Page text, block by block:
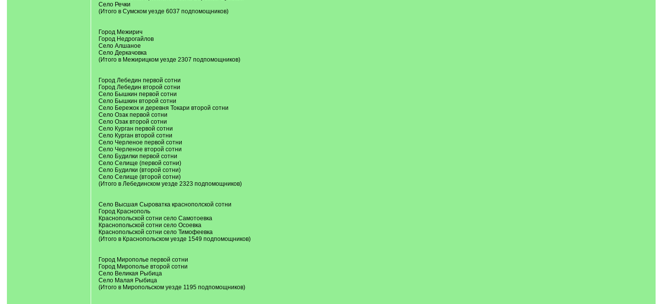
Село Речки
(Итого в Сумском уезде 6037 подпомощников)
Город Межирич
Город Недрогайлов
Село Алшаное
Село Деркачовка
(Итого в Межирицком уезде 2307 подпомощников)
Город Лебедин первой сотни
Город Лебедин второй сотни
Село Бышкин первой сотни
Село Бышкин второй сотни
Село Бережок и деревня Токари второй сотни
Село Озак первой сотни
Село Озак второй сотни
Село Курган первой сотни
Село Курган второй сотни
Село Черленое первой сотни
Село Черленое второй сотни
Село Будилки первой сотни
Село Селище (первой сотни)
Село Будилки (второй сотни)
Село Селище (второй сотни)
(Итого в Лебединском уезде 2323 подпомощников)
Село Высшая Сыроватка краснополской сотни
Город Краснополь
Краснопольской сотни село Самотоевка
Краснопольской сотни село Осоевка
Краснопольской сотни село Тимофеевка
(Итого в Краснопольском уезде 1549 подпомощников)
Город Мирополье первой сотни
Город Мирополье второй сотни
Село Великая Рыбица
Село Малая Рыбица
(Итого в Миропольском уезде 1195 подпомощников)